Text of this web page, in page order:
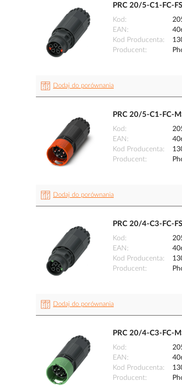
PRC 20/5-C1-FC-
Kod
EAN
Kod Producenta
Producent
Dodaj do porównania
PRC 20/5-C1-FC-
Kod
EAN
Kod Producenta
Producent
Dodaj do porównania
PRC 20/4-C3-FC-
Kod
EAN
Kod Producenta
Producent
Dodaj do porównania
PRC 20/4-C3-FC-
Kod
EAN
Kod Producenta
Producent